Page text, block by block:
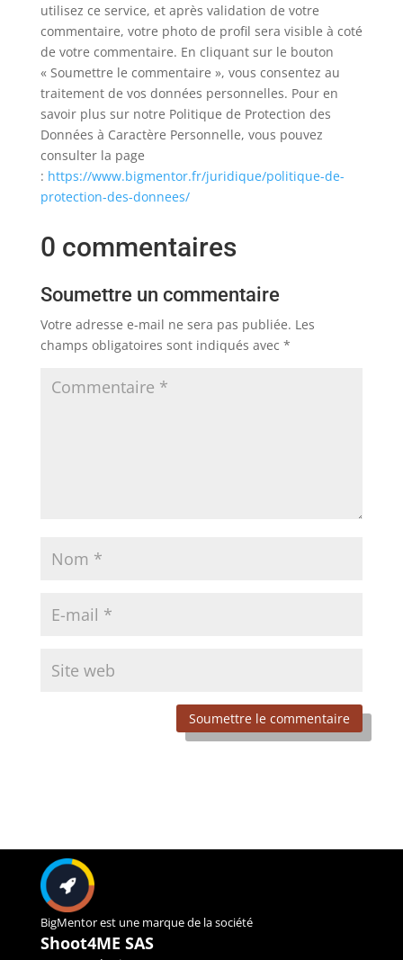
utilisez ce service, et après validation de votre
commentaire, votre photo de profil sera visible à coté
de votre commentaire. En cliquant sur le bouton
« Soumettre le commentaire », vous consentez au
traitement de vos données personnelles. Pour en
savoir plus sur notre Politique de Protection des
Données à Caractère Personnelle, vous pouvez
consulter la page
: https://www.bigmentor.fr/juridique/politique-de-
protection-des-donnees/
0 commentaires
Soumettre un commentaire
Votre adresse e-mail ne sera pas publiée. Les
champs obligatoires sont indiqués avec *
Soumettre le commentaire
BigMentor est une marque de la société
Shoot4ME SAS